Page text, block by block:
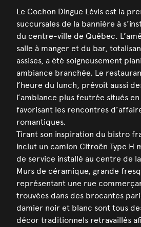
Le Cochon Dingue Lévis est la
succursales de la bannière à
du centre-ville de Québec.
salle à manger et du bar,
assises, a été soigneusement
ambiance branchée. Le
l’heure du lunch, prévoit aussi
l’ambiance plus feutrée situés
favorisant les rencontres
romantiques.
Tirant son inspiration du bistro
inclut un camion Citroën Type H
de service installé au centre de
Murs de céramique, grande
représentant une rue
trouvées dans des brocantes
damier noir et blanc sont tous
décor traditionnels retravaillés